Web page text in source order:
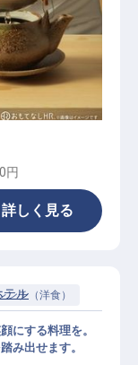
円
詳しく見る
ンチ（洋食）
テル
にする料理を。
み出せます。